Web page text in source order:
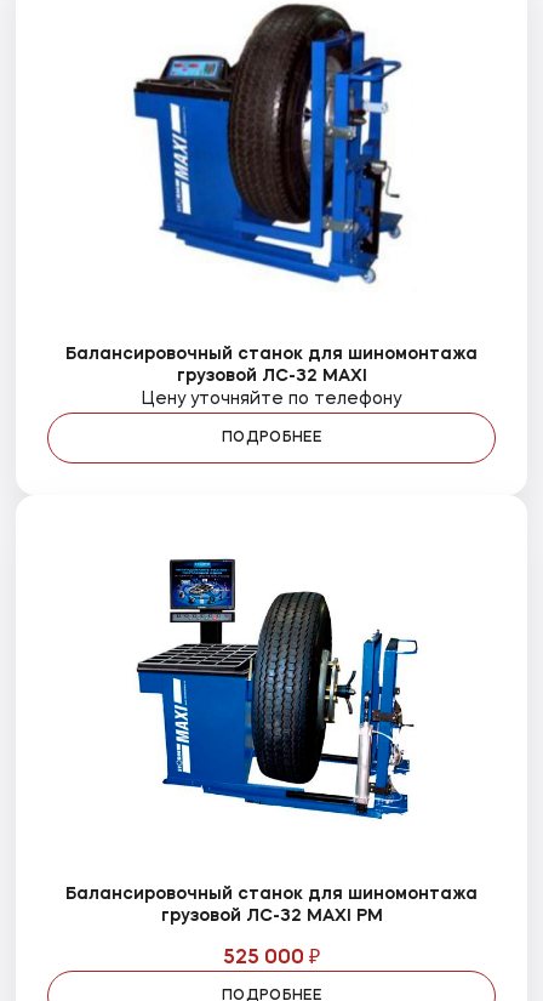
Балансировочный станок для шиномонтажа
грузовой ЛС-32 MAXI
Цену уточняйте по телефону
ПОДРОБНЕЕ
Балансировочный станок для шиномонтажа
грузовой ЛС-32 MAXI PM
525 000 ₽
ПОДРОБНЕЕ